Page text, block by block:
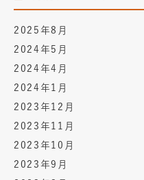
2025年8月
2024年5月
2024年4月
2024年1月
2023年12月
2023年11月
2023年10月
2023年9月